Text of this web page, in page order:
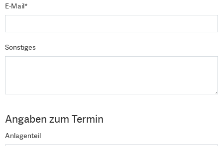
E-Mail*
Sonstiges
Angaben zum Termin
Anlagenteil